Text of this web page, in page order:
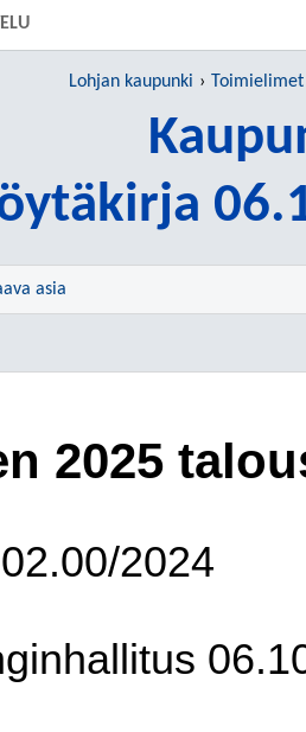
Lohjan kaupunki Toimielimet
asia
2025
2024